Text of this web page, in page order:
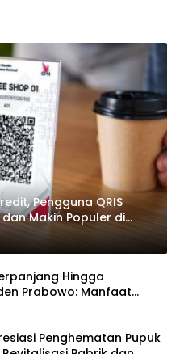
Pengguna QRIS
Makin Populer di
Hingga
Prabowo: Manfaat
Penghematan Pupuk